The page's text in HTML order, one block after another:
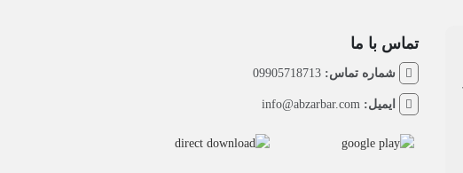
تماس با ما
شماره تماس: 09905718713
ایمیل: info@abzarbar.com